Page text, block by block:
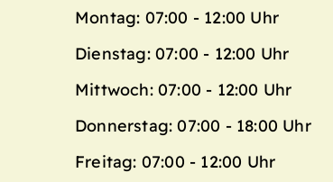
Montag: 07:00 - 12:00 Uhr
Dienstag: 07:00 - 12:00 Uhr
Mittwoch: 07:00 - 12:00 Uhr
Donnerstag: 07:00 - 18:00 Uhr
Freitag: 07:00 - 12:00 Uhr